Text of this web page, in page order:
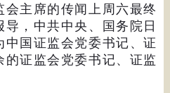
主席的传闻上周六最终
，中共中央、国务院日
国证监会党委书记、证
的证监会党委书记、证监